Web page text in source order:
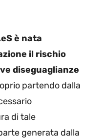
è nata
il rischio
diseguaglianze
partendo dalla
di tale
generata dalla